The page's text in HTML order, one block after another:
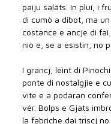
paiju salâts. In plui, i
di cumò a dibot, ma
costance e ancje di
niò e, se a esistin, no
I grancj, leint di
ponte di nostalgjie e
vite e a podaran
vêr. Bolps e Gjats
la fabriche dai triscj